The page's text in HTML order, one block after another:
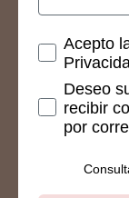
Acepto
Deseo
recibir
por